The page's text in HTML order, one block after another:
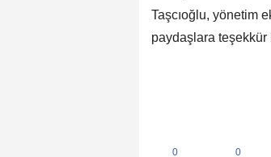
Taşcıoğlu, yönetim
paydaşlara